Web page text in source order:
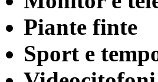
Piante finte
Sport e